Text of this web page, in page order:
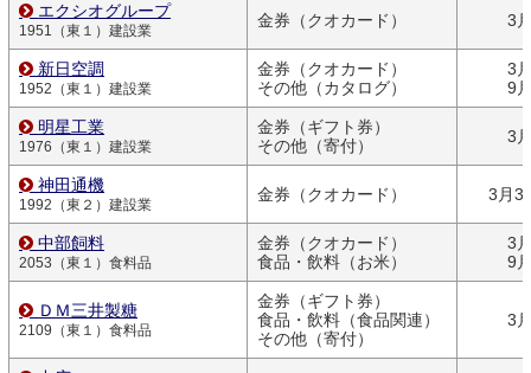
エクシオグループ
1951（東１）建設業
金券（クオカード） 3
新日空調
1952（東１）建設業
金券（クオカード）
その他（カタログ）
3
9
明星工業
1976（東１）建設業
金券（ギフト券）
その他（寄付）
3
神田通機
1992（東２）建設業
金券（クオカード） 3月
中部飼料
2053（東１）食料品
金券（クオカード）
食品・飲料（お米）
3
9
ＤＭ三井製糖
2109（東１）食料品
金券（ギフト券）
食品・飲料（食品関連）
その他（寄付）
3